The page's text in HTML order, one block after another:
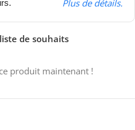
Plus de détails.
de souhaits
produit maintenant !